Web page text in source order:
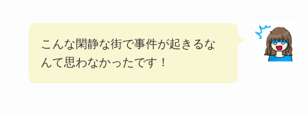
こんな閑静な街で事件が起きるな
んて思わなかったです！